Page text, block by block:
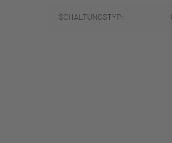
SCHALTUNGSTYP: